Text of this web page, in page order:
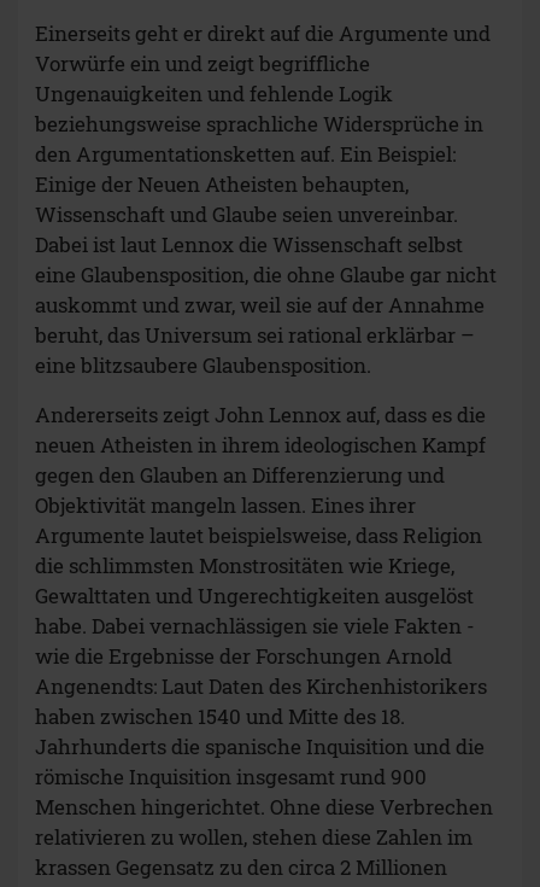
Einerseits geht er direkt auf die Argumente und
Vorwürfe ein und zeigt begriffliche
Ungenauigkeiten und fehlende Logik
beziehungsweise sprachliche Widersprüche in
den Argumentationsketten auf. Ein Beispiel:
Einige der Neuen Atheisten behaupten,
Wissenschaft und Glaube seien unvereinbar.
Dabei ist laut Lennox die Wissenschaft selbst
eine Glaubensposition, die ohne Glaube gar nicht
auskommt und zwar, weil sie auf der Annahme
beruht, das Universum sei rational erklärbar –
eine blitzsaubere Glaubensposition.
Andererseits zeigt John Lennox auf, dass es die
neuen Atheisten in ihrem ideologischen Kampf
gegen den Glauben an Differenzierung und
Objektivität mangeln lassen. Eines ihrer
Argumente lautet beispielsweise, dass Religion
die schlimmsten Monstrositäten wie Kriege,
Gewalttaten und Ungerechtigkeiten ausgelöst
habe. Dabei vernachlässigen sie viele Fakten -
wie die Ergebnisse der Forschungen Arnold
Angenendts: Laut Daten des Kirchenhistorikers
haben zwischen 1540 und Mitte des 18.
Jahrhunderts die spanische Inquisition und die
römische Inquisition insgesamt rund 900
Menschen hingerichtet. Ohne diese Verbrechen
relativieren zu wollen, stehen diese Zahlen im
krassen Gegensatz zu den circa 2 Millionen